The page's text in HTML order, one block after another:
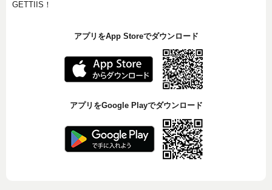
GETTIIS！
アプリをApp Storeでダウンロード
アプリをGoogle Playでダウンロード